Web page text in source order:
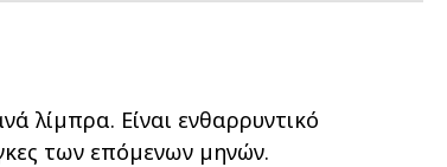
λίµπρα. Είναι ενθαρρυντικό
των επόµενων µηνών.